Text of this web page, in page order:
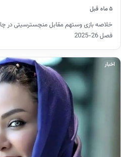
۵ ماه قبل
خلاصه بازی وستهم مقابل منچسترسیتی در
فصل 26-2025
اخبار